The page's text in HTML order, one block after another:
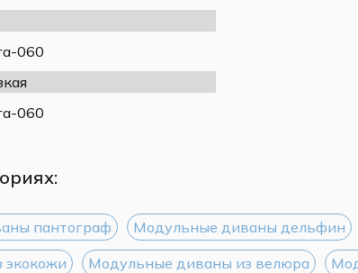
060
060
пантограф Модульные диваны дельфин
Модульные диваны из велюра